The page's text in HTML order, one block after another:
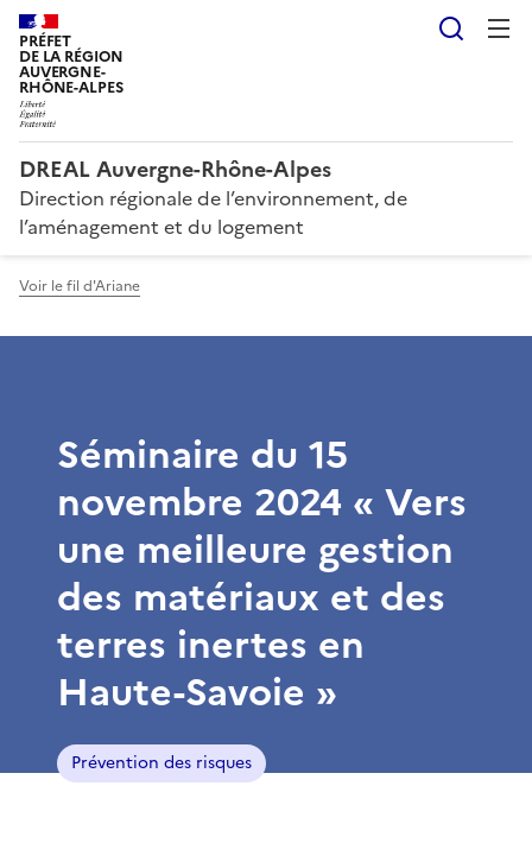
PRÉFET
DE LA RÉGION
AUVERGNE-
RHÔNE-ALPES
DREAL Auvergne-Rhône-Alpes
Direction régionale de l’environnement, de
l’aménagement et du logement
Voir le fil d'Ariane
Séminaire du 15
novembre 2024 « Vers
une meilleure gestion
des matériaux et des
terres inertes en
Haute-Savoie »
Prévention des risques